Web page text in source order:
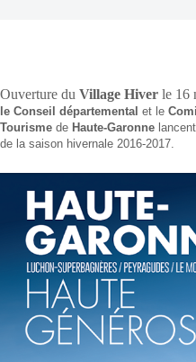
Ouverture du Village Hiver le 16
le Conseil départemental et le
Tourisme de Haute-Garonne
de la saison hivernale 2016-2017.